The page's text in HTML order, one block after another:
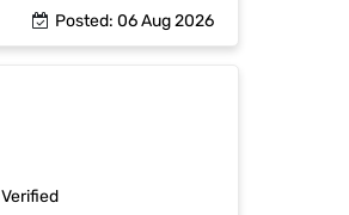
Posted: 06 Aug 2026
Verified